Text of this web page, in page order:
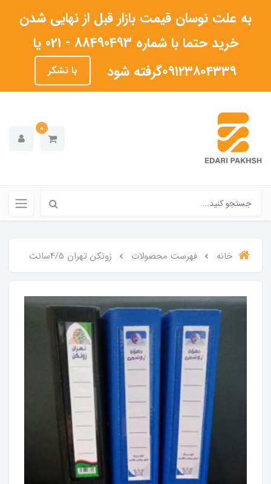
به علت نوسان قیمت بازار قبل از نهایی شدن
خرید حتما با شماره 88490493 - 021 یا
۰۹۱۲۳۸۰۴۳۳۹گرفته شود
با تشکر
0
خانه فهرست محصولات زونکن تهران 4/5سانت